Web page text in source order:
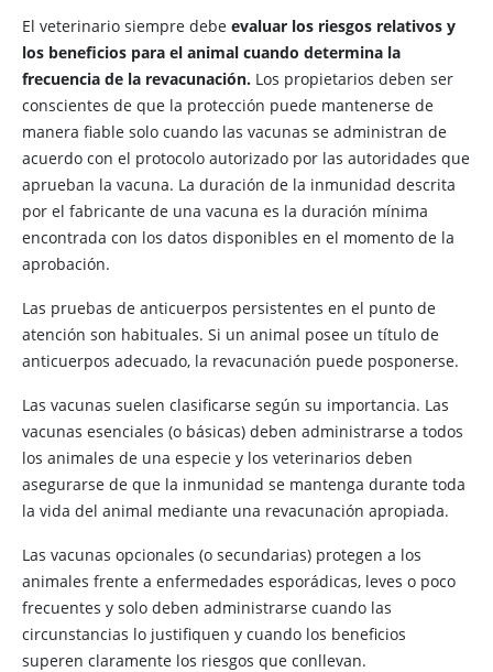
El veterinario siempre debe evaluar los riesgos relativos y
los beneficios para el animal cuando determina la
frecuencia de la revacunación. Los propietarios deben ser
conscientes de que la protección puede mantenerse de
manera fiable solo cuando las vacunas se administran de
acuerdo con el protocolo autorizado por las autoridades que
aprueban la vacuna. La duración de la inmunidad descrita
por el fabricante de una vacuna es la duración mínima
encontrada con los datos disponibles en el momento de la
aprobación.
Las pruebas de anticuerpos persistentes en el punto de
atención son habituales. Si un animal posee un título de
anticuerpos adecuado, la revacunación puede posponerse.
Las vacunas suelen clasificarse según su importancia. Las
vacunas esenciales (o básicas) deben administrarse a todos
los animales de una especie y los veterinarios deben
asegurarse de que la inmunidad se mantenga durante toda
la vida del animal mediante una revacunación apropiada.
Las vacunas opcionales (o secundarias) protegen a los
animales frente a enfermedades esporádicas, leves o poco
frecuentes y solo deben administrarse cuando las
circunstancias lo justifiquen y cuando los beneficios
superen claramente los riesgos que conllevan.